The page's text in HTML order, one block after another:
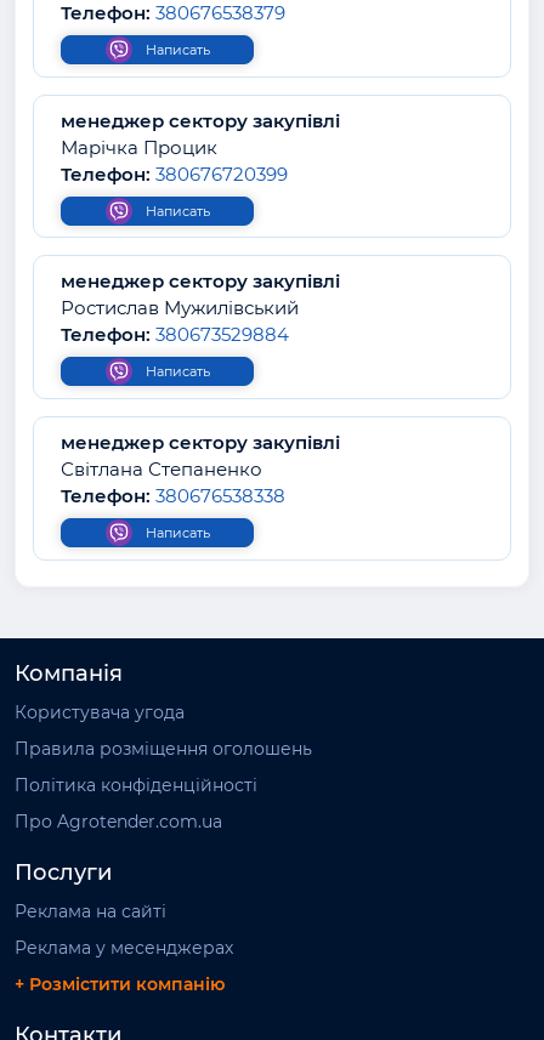
Телефон: 380676538379
Написать
менеджер сектору закупівлі
Марічка Процик
Телефон: 380676720399
Написать
менеджер сектору закупівлі
Ростислав Мужилівський
Телефон: 380673529884
Написать
менеджер сектору закупівлі
Світлана Степаненко
Телефон: 380676538338
Написать
Компанія
Користувача угода
Правила розміщення оголошень
Політика конфіденційності
Про Agrotender.com.ua
Послуги
Реклама на сайті
Реклама у месенджерах
+ Розмістити компанію